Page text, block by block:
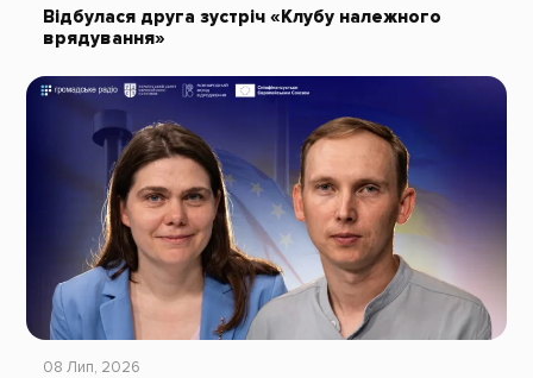
Відбулася друга зустріч «Клубу належного
врядування»
08 Лип, 2026